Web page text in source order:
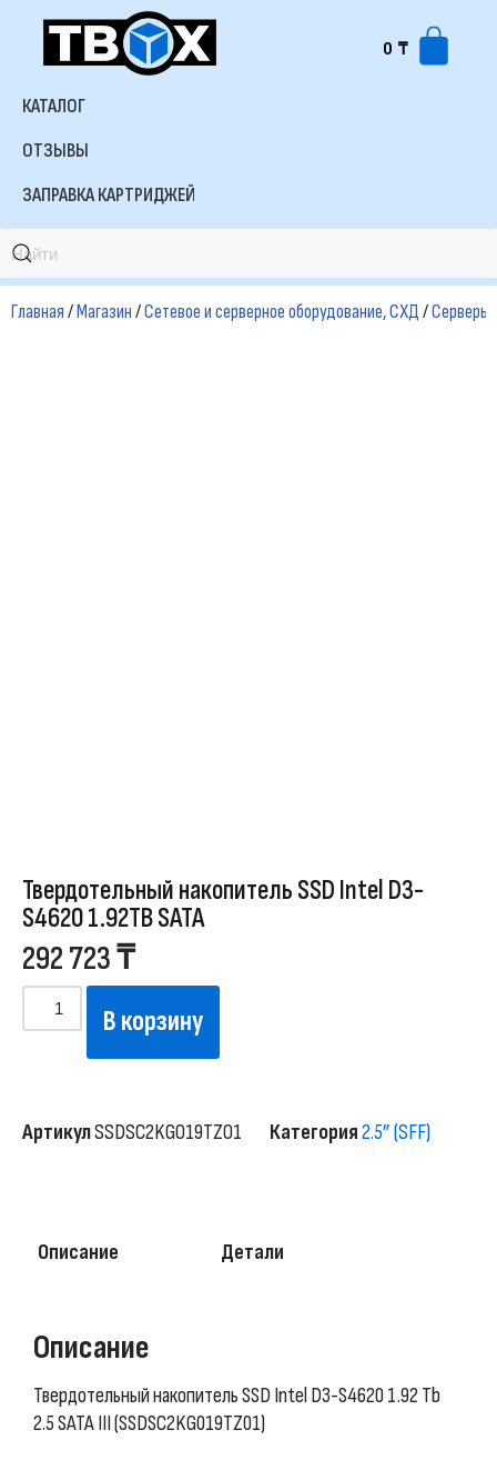
Перейти
содержимому
0 ₸
КАТАЛОГ
ОТЗЫВЫ
ЗАПРАВКА КАРТРИДЖЕЙ
Главная/Магазин/Сетевое и серверное оборудование, СХД/Cерверы
Твердотельный накопитель SSD Intel D3-
S4620 1.92TB SATA
292 723₸
В корзину
АртикулSSDSC2KG019TZ01 Категория2.5” (SFF)
Описание Детали
Описание
Твердотельный накопитель SSD Intel D3-S4620 1.92 Тb
2.5 SATA III (SSDSC2KG019TZ01)